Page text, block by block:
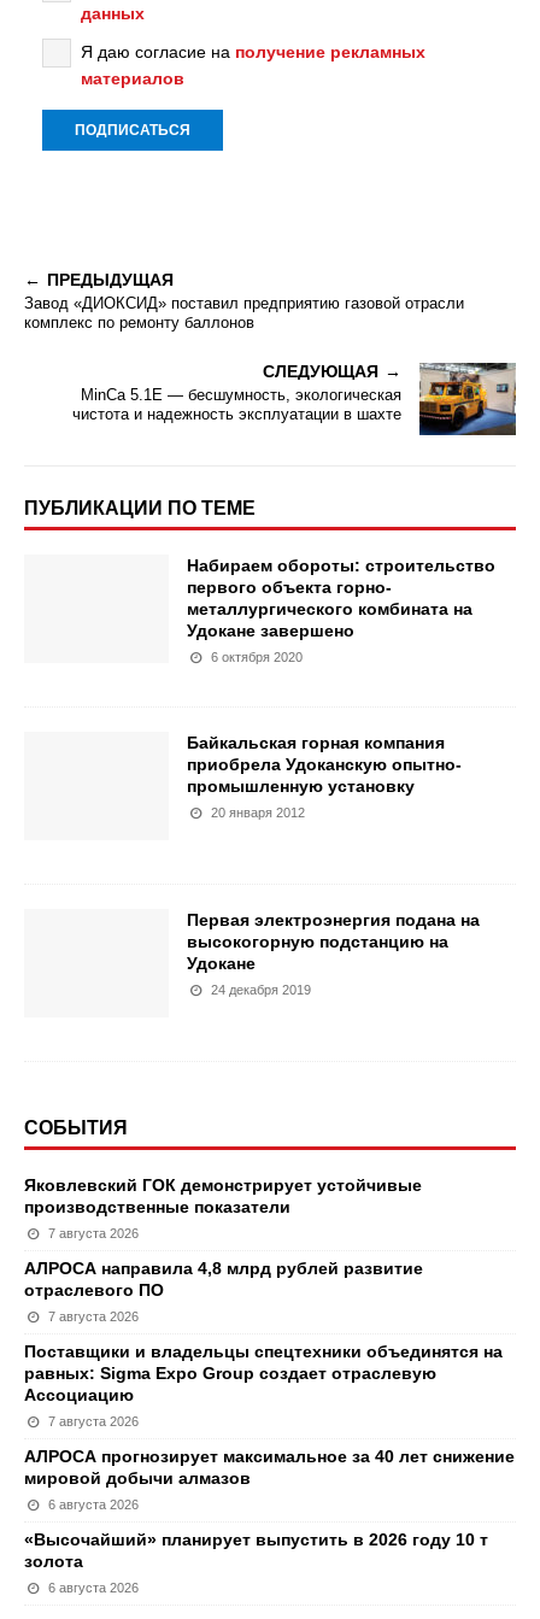
данных
Я даю согласие на получение рекламных
материалов
ПРЕДЫДУЩАЯ
Завод «ДИОКСИД» поставил предприятию газовой отрасли
комплекс по ремонту баллонов
СЛЕДУЮЩАЯ
MinCa 5.1E — бесшумность, экологическая
чистота и надежность эксплуатации в шахте
ПУБЛИКАЦИИ ПО ТЕМЕ
Набираем обороты: строительство
первого объекта горно-
металлургического комбината на
Удокане завершено
6 октября 2020
Байкальская горная компания
приобрела Удоканскую опытно-
промышленную установку
20 января 2012
Первая электроэнергия подана на
высокогорную подстанцию на
Удокане
24 декабря 2019
СОБЫТИЯ
Яковлевский ГОК демонстрирует устойчивые
производственные показатели
7 августа 2026
АЛРОСА направила 4,8 млрд рублей развитие
отраслевого ПО
7 августа 2026
Поставщики и владельцы спецтехники объединятся на
равных: Sigma Expo Group создает отраслевую
Ассоциацию
7 августа 2026
АЛРОСА прогнозирует максимальное за 40 лет снижение
мировой добычи алмазов
6 августа 2026
«Высочайший» планирует выпустить в 2026 году 10 т
золота
6 августа 2026